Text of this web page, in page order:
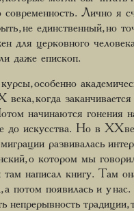
современность. Лично я
не единственный, но
для церковного
даже епископ.
особенно
века, когда
начинаются гонения
до искусства. Но в ХХ
развивалась
о котором мы
там написал книгу. Там
а потом появилась и у
непрерывность традиции,